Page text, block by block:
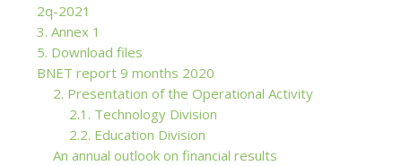
2q-2021
3. Annex 1
5. Download files
BNET report 9 months 2020
2. Presentation of the Operational Activity
2.1. Technology Division
2.2. Education Division
An annual outlook on financial results